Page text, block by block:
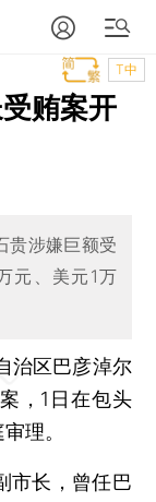
T中
贿案开
贵涉嫌巨额受
元、美元1万
治区巴彦淖尔
，1日在包头
理。
长，曾任巴